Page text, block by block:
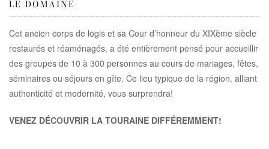
LE DOMAINE
Cet ancien corps de logis et sa Cour d’honneur du XIXème siècle
restaurés et réaménagés, a été entièrement pensé pour accueillir
des groupes de 10 à 300 personnes au cours de mariages, fêtes,
séminaires ou séjours en gîte. Ce lieu typique de la région, alliant
authenticité et modernité, vous surprendra!
VENEZ DÉCOUVRIR LA TOURAINE DIFFÉREMMENT!